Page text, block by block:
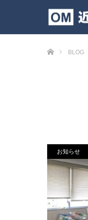
BLOG
お知らせ